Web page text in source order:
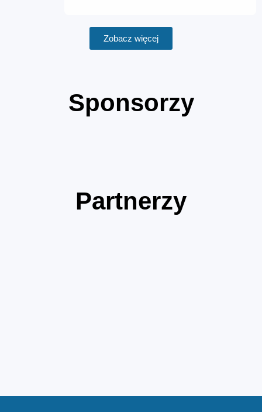
Zobacz więcej
Sponsorzy
Partnerzy